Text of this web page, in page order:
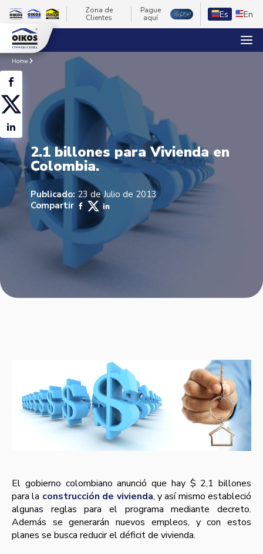
Zona de
Clientes
Pague
aquí
Es En
Home
2.1 billones para Vivienda en
Colombia.
Publicado: 23 de Julio de 2013
Compartir
El gobierno colombiano anunció que hay $ 2,1 billones
para la construcción de vivienda, y así­ mismo estableció
algunas reglas para el programa mediante decreto.
Además se generarán nuevos empleos, y con estos
planes se busca reducir el déficit de vivienda.